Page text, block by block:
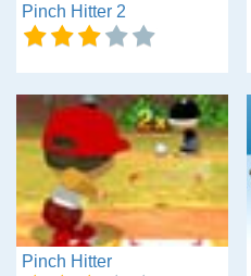
Pinch Hitter 2
Pinch Hitter